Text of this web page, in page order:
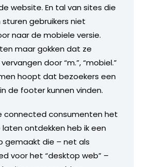
website. En tal van sites die
gebruikers niet
naar de mobiele versie.
maar gokken dat ze
door “m.”, “mobiel.”
hoopt dat bezoekers een
de footer kunnen vinden.
connected consumenten het
ontdekken heb ik een
gemaakt die – net als
voor het “desktop web” –